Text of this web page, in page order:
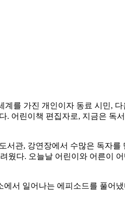
계를 가진 개인이자 동료 시민,
어린이책 편집자로, 지금은 독
관, 강연장에서 수많은 독자를
웠다. 오늘날 어린이와 어른이
서 일어나는 에피소드를 풀어